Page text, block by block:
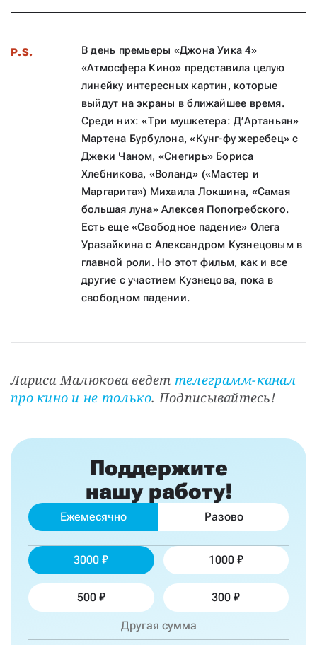
P.S.
В день премьеры «Джона Уика 4»
«Атмосфера Кино» представила целую
линейку интересных картин, которые
выйдут на экраны в ближайшее время.
Среди них: «Три мушкетера: Д’Артаньян»
Мартена Бурбулона, «Кунг-фу жеребец» с
Джеки Чаном, «Снегирь» Бориса
Хлебникова, «Воланд» («Мастер и
Маргарита») Михаила Локшина, «Самая
большая луна» Алексея Попогребского.
Есть еще «Свободное падение» Олега
Уразайкина с Александром Кузнецовым в
главной роли. Но этот фильм, как и все
другие с участием Кузнецова, пока в
свободном падении.
Лариса Малюкова ведет телеграмм-канал
про кино и не только. Подписывайтесь!
Поддержите
нашу работу!
Ежемесячно Разово
3000 1000
500 300